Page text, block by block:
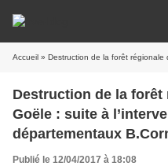
Accueil » Destruction de la forêt régionale de Montgé en Goële : suite à
Destruction de la forêt
Goële : suite à
départementaux
Barbaux va devoir
Publié le 12/04/2017 à 18:08